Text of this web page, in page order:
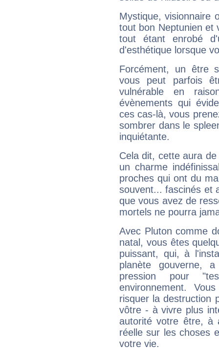
Mystique, visionnaire
tout bon Neptunien et
tout étant enrobé
d'esthétique lorsque
Forcément, un être
vous peut parfois
vulnérable en
évènements qui
ces cas-là, vous
sombrer dans le
inquiétante.
Cela dit, cette aura
un charme
proches qui ont du
souvent... fascinés et
que vous avez de
mortels ne pourra
Avec Pluton comme
natal, vous êtes
puissant, qui, à
planète gouverne,
pression pour
environnement.
risquer la destruction
vôtre - à vivre plus
autorité votre être, à
réelle sur les choses
votre vie.